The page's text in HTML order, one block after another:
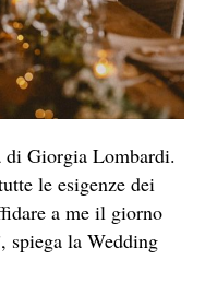
Giorgia Lombardi.
le esigenze dei
a me il giorno
spiega la Wedding